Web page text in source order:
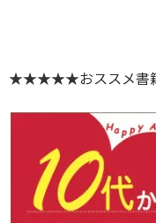
★★★★★おススメ